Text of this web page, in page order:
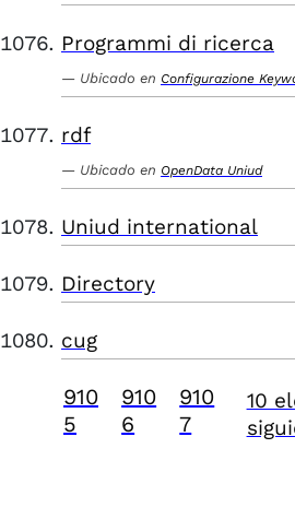
Programmi di ricerca
Ubicado en Configurazione
rdf
Ubicado en OpenData Uniud
Uniud international
Directory
cug
910
5
910
6
910
7
10